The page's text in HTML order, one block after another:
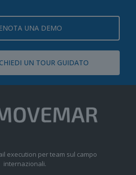
UNA DEMO
UN TOUR GUIDATO
execution per team sul campo
internazionali.